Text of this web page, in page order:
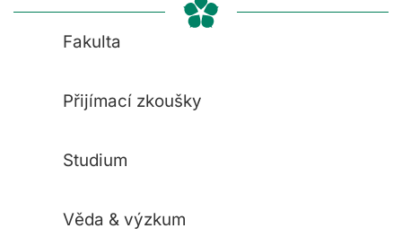
Fakulta
Přijímací zkoušky
Studium
Věda & výzkum